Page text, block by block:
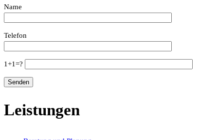
Name
Telefon
1+1=?
Leistungen